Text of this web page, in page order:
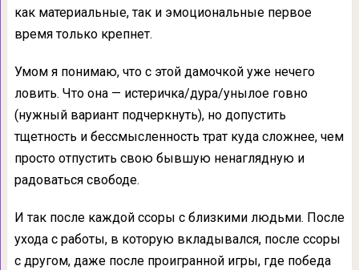
как материальные, так и эмоциональные первое
время только крепнет.
Умом я понимаю, что с этой дамочкой уже нечего
ловить. Что она — истеричка/дура/унылое говно
(нужный вариант подчеркнуть), но допустить
тщетность и бессмысленность трат куда сложнее, чем
просто отпустить свою бывшую ненаглядную и
радоваться свободе.
И так после каждой ссоры с близкими людьми. После
ухода с работы, в которую вкладывался, после ссоры
с другом, даже после проигранной игры, где победа